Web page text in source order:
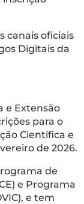
canais oficiais
Digitais da
e Extensão
para o
Científica e
de 2026.
de
e Programa
e tem